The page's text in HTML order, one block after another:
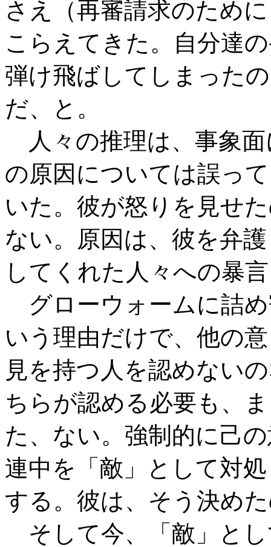
さえ（再審請求のため
こらえてきた。自分達
弾け飛ばしてしまったの
だ、と。
人々の推理は、事象
の原因については誤って
いた。彼が怒りを見せ
ない。原因は、彼を弁護
してくれた人々への暴
グローウォームに詰
いう理由だけで、他の意
見を持つ人を認めない
ちらが認める必要も、ま
た、ない。強制的に己
連中を「敵」として対処
する。彼は、そう決め
そして今、「敵」と